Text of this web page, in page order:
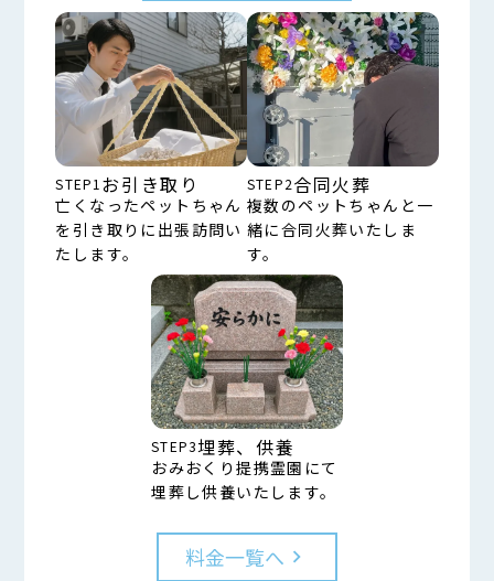
STEP1 お引き取り
亡くなったペットちゃん
を引き取りに出張訪問い
たします。
STEP2合同火葬
複数のペットちゃんと一
緒に合同火葬いたしま
す。
STEP3埋葬、供養
おみおくり提携霊園にて
埋葬し供養いたします。
料金一覧へ keyboard_arrow_right